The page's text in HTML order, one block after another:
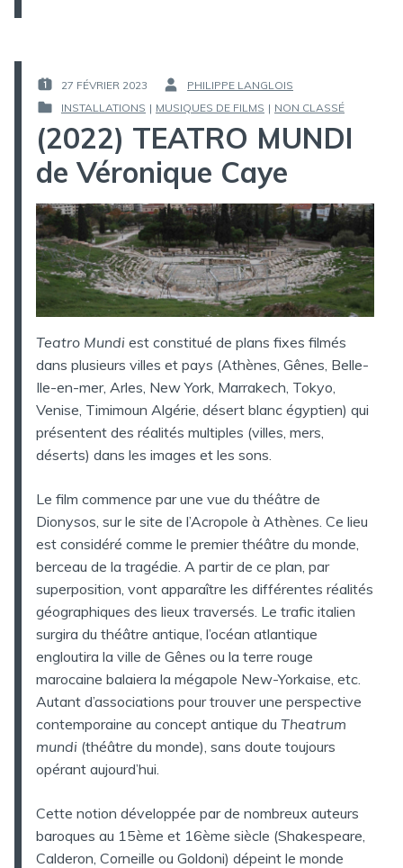
PUBLIÉ
27 FÉVRIER 2023
PAR :
PHILIPPE LANGLOIS
PUBLIÉ
DANS
INSTALLATIONS | MUSIQUES DE FILMS | NON CLASSÉ
(2022) TEATRO MUNDI
de Véronique Caye
Teatro Mundi est constitué de plans fixes filmés
dans plusieurs villes et pays (Athènes, Gênes, Belle-
Ile-en-mer, Arles, New York, Marrakech, Tokyo,
Venise, Timimoun Algérie, désert blanc égyptien) qui
présentent des réalités multiples (villes, mers,
déserts) dans les images et les sons.
Le film commence par une vue du théâtre de
Dionysos, sur le site de l’Acropole à Athènes. Ce lieu
est considéré comme le premier théâtre du monde,
berceau de la tragédie. A partir de ce plan, par
superposition, vont apparaître les différentes réalités
géographiques des lieux traversés. Le trafic italien
surgira du théâtre antique, l’océan atlantique
engloutira la ville de Gênes ou la terre rouge
marocaine balaiera la mégapole New-Yorkaise, etc.
Autant d’associations pour trouver une perspective
contemporaine au concept antique du Theatrum
mundi (théâtre du monde), sans doute toujours
opérant aujourd’hui.
Cette notion développée par de nombreux auteurs
baroques au 15ème et 16ème siècle (Shakespeare,
Calderon, Corneille ou Goldoni) dépeint le monde